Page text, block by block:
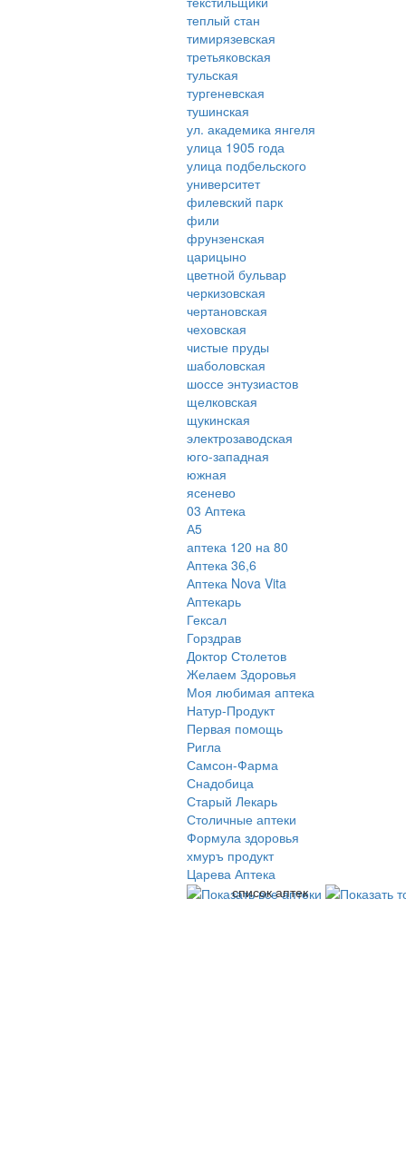
теплый стан
тимирязевская
третьяковская
тульская
тургеневская
тушинская
ул. академика янгеля
улица 1905 года
улица подбельского
университет
филевский парк
фили
фрунзенская
царицыно
цветной бульвар
черкизовская
чертановская
чеховская
чистые пруды
шаболовская
шоссе энтузиастов
щелковская
щукинская
электрозаводская
юго-западная
южная
ясенево
03 Аптека
А5
аптека 120 на 80
Аптека 36,6
Аптека Nova Vita
Аптекарь
Гексал
Горздрав
Доктор Столетов
Желаем Здоровья
Моя любимая аптека
Натур-Продукт
Первая помощь
Ригла
Самсон-Фарма
Снадобица
Старый Лекарь
Столичные аптеки
Формула здоровья
хмуръ продукт
Царева Аптека
список аптек